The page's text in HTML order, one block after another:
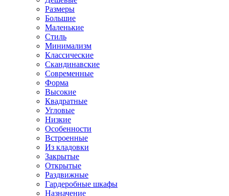
Размеры
Большие
Маленькие
Стиль
Минимализм
Классические
Скандинавские
Современные
Форма
Высокие
Квадратные
Угловые
Низкие
Особенности
Встроенные
Из кладовки
Закрытые
Открытые
Раздвижные
Гардеробные шкафы
Назначение